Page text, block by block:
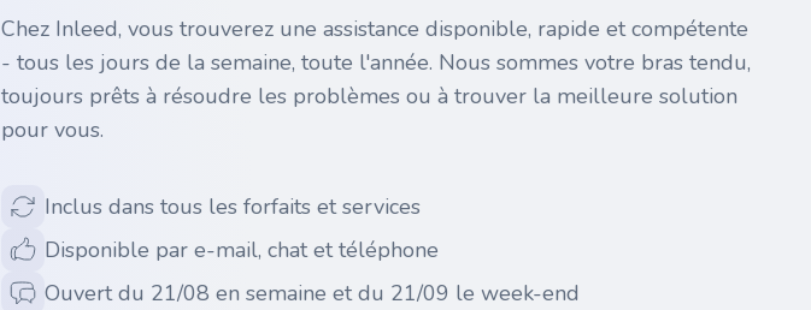
Chez Inleed, vous trouverez une assistance disponible, rapide et compétente
- tous les jours de la semaine, toute l'année. Nous sommes votre bras tendu,
toujours prêts à résoudre les problèmes ou à trouver la meilleure solution
pour vous.
Inclus dans tous les forfaits et services
Disponible par e-mail, chat et téléphone
Ouvert du 21/08 en semaine et du 21/09 le week-end